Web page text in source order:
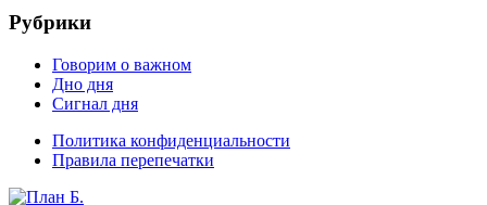
Рубрики
Говорим о важном
Дно дня
Сигнал дня
Политика конфиденциальности
Правила перепечатки